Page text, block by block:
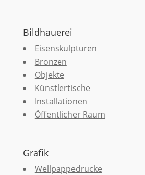
Bildhauerei
Eisenskulpturen
Bronzen
Objekte
Künstlertische
Installationen
Öffentlicher Raum
Grafik
Wellpappedrucke